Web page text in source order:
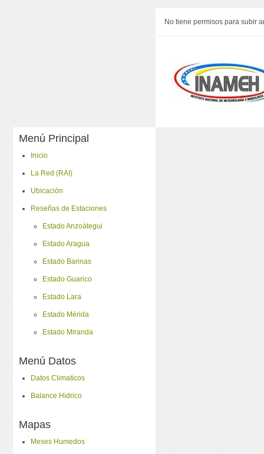
No tiene permisos para subir
Menú Principal
Inicio
La Red (RAI)
Ubicación
Reseñas de Estaciones
Estado Anzoátegui
Estado Aragua
Estado Barinas
Estado Guarico
Estado Lara
Estado Mérida
Estado Miranda
Menú Datos
Datos Climaticos
Balance Hidrico
Mapas
Meses Humedos